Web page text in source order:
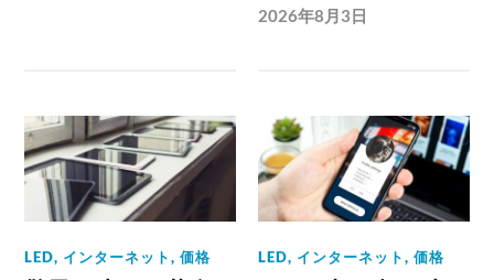
2026年8月3日
LED, インターネット,価格 LED, インターネット,価格